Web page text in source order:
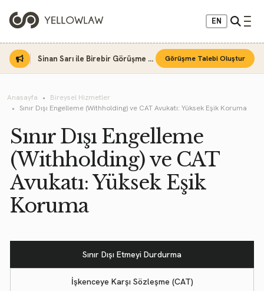
EN
Sinan Sarı ile Birebir Görüşme Fırsatı Görüşme Talebi Oluştur
Anasayfa
Bireysel Hizmetler
Sınır Dışı Engelleme (Withholding) ve CAT Avukatı: Yüksek Eşik Koruma
Sınır Dışı Engelleme
(Withholding) ve CAT
Avukatı: Yüksek Eşik
Koruma
Sınır Dışı Etmeyi Durdurma
İşkenceye Karşı Sözleşme (CAT)